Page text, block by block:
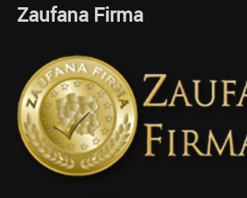
Zaufana Firma